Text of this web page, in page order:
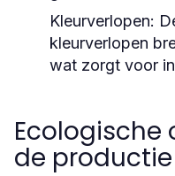
Kleurverlopen:
kleurverlopen
wat zorgt voor
Ecologische
de